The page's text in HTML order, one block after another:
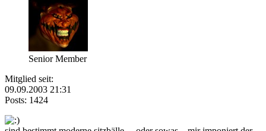
Senior Member
Mitglied seit:
09.09.2003 21:31
Posts: 1424